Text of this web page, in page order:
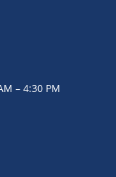
– 4:30 PM